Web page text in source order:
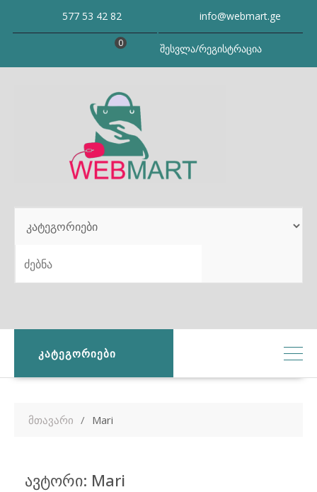
577 53 42 82 info@webmart.ge
შესვლა/რეგისტრაცია
0
SEARCH
ᲙᲐᲢᲔᲒᲝᲠᲘᲔᲑᲘ
მთავარი Mari
ავტორი: Mari